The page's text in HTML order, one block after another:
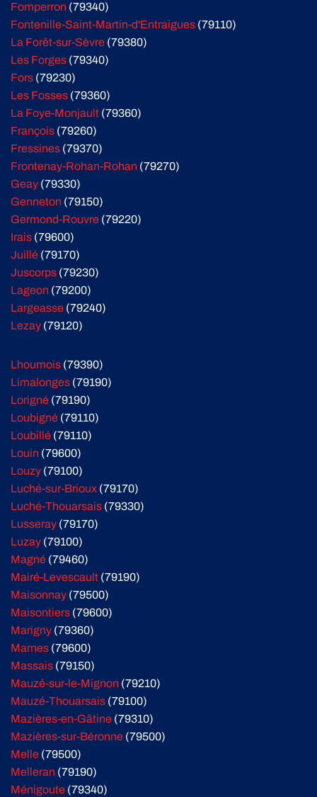
Fomperron (79340)
Fontenille-Saint-Martin-d'Entraigues (79110)
La Forêt-sur-Sèvre (79380)
Les Forges (79340)
Fors (79230)
Les Fosses (79360)
La Foye-Monjault (79360)
François (79260)
Fressines (79370)
Frontenay-Rohan-Rohan (79270)
Geay (79330)
Genneton (79150)
Germond-Rouvre (79220)
Irais (79600)
Juillé (79170)
Juscorps (79230)
Lageon (79200)
Largeasse (79240)
Lezay (79120)
Lhoumois (79390)
Limalonges (79190)
Lorigné (79190)
Loubigné (79110)
Loubillé (79110)
Louin (79600)
Louzy (79100)
Luché-sur-Brioux (79170)
Luché-Thouarsais (79330)
Lusseray (79170)
Luzay (79100)
Magné (79460)
Mairé-Levescault (79190)
Maisonnay (79500)
Maisontiers (79600)
Marigny (79360)
Marnes (79600)
Massais (79150)
Mauzé-sur-le-Mignon (79210)
Mauzé-Thouarsais (79100)
Mazières-en-Gâtine (79310)
Mazières-sur-Béronne (79500)
Melle (79500)
Melleran (79190)
Ménigoute (79340)